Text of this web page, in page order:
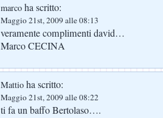
marco ha scritto:
Maggio 21st, 2009 alle 08:13
veramente complimenti david…
Marco CECINA
Mattio ha scritto:
Maggio 21st, 2009 alle 08:22
ti fa un baffo Bertolaso….